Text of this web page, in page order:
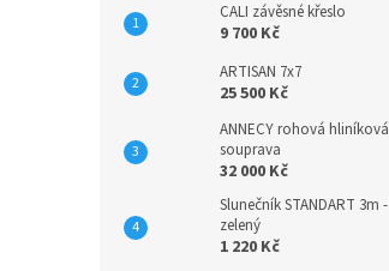
CALI závěsné křeslo
9 700 Kč
ARTISAN 7x7
25 500 Kč
ANNECY rohová hliníková
souprava
32 000 Kč
Slunečník STANDART 3m -
zelený
1 220 Kč